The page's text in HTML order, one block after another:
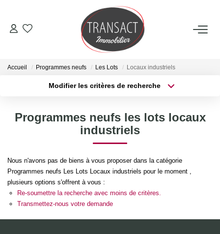
ACCUEIL
NOTRE AGENCE
Qui Sommes-Nous
Nos Actualités
Accueil Programmes neufs Les Lots Locaux industriels
Modifier les critères de recherche
Sélectionnez...
Type de bien
Surface min
Créer une alerte
Programmes neufs les lots locaux
industriels
Nous n'avons pas de biens à vous proposer dans la catégorie
Programmes neufs Les Lots Locaux industriels pour le moment ,
plusieurs options s'offrent à vous :
Re-soumettre la recherche avec moins de critères.
Transmettez-nous votre demande